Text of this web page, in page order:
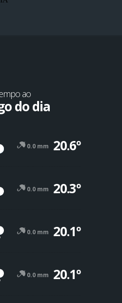
ao
do dia
0.0 mm 20.6º
0.0 mm 20.3º
0.0 mm 20.1º
0.0 mm 20.1º